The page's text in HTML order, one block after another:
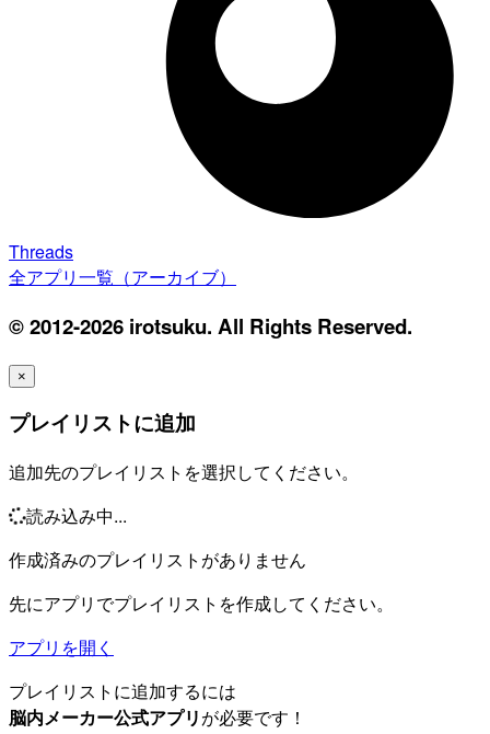
Threads
全アプリ一覧（アーカイブ）
© 2012-2026 irotsuku. All Rights Reserved.
×
プレイリストに追加
追加先のプレイリストを選択してください。
読み込み中...
作成済みのプレイリストがありません
先にアプリでプレイリストを作成してください。
アプリを開く
プレイリストに追加するには
脳内メーカー公式アプリが必要です！